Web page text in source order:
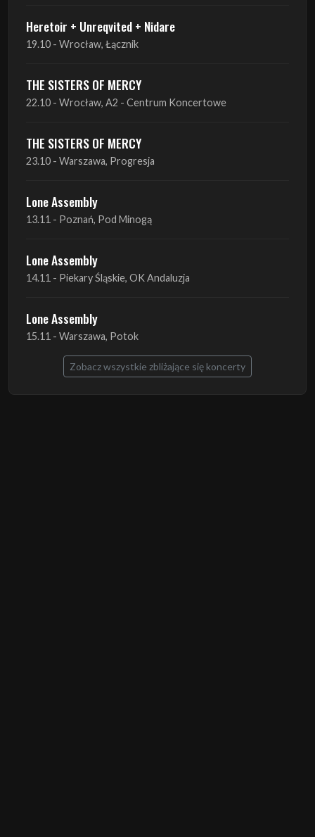
Heretoir + Unreqvited + Nidare
19.10 - Wrocław, Łącznik
THE SISTERS OF MERCY
22.10 - Wrocław, A2 - Centrum Koncertowe
THE SISTERS OF MERCY
23.10 - Warszawa, Progresja
Lone Assembly
13.11 - Poznań, Pod Minogą
Lone Assembly
14.11 - Piekary Śląskie, OK Andaluzja
Lone Assembly
15.11 - Warszawa, Potok
Zobacz wszystkie zbliżające się koncerty